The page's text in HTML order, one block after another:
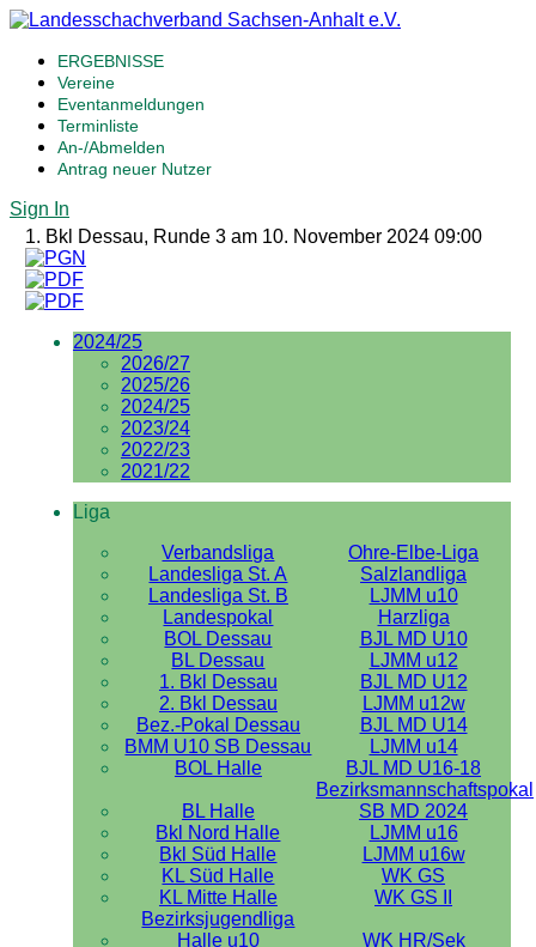
ERGEBNISSE
Vereine
Eventanmeldungen
Terminliste
An-/Abmelden
Antrag neuer Nutzer
Sign In
1. Bkl Dessau, Runde 3 am 10. November 2024 09:00
2024/25
2026/27
2025/26
2024/25
2023/24
2022/23
2021/22
Liga
Verbandsliga
Ohre-Elbe-Liga
Landesliga St. A
Salzlandliga
Landesliga St. B
LJMM u10
Landespokal
Harzliga
BOL Dessau
BJL MD U10
BL Dessau
LJMM u12
1. Bkl Dessau
BJL MD U12
2. Bkl Dessau
LJMM u12w
Bez.-Pokal Dessau
BJL MD U14
BMM U10 SB Dessau
LJMM u14
BOL Halle
BJL MD U16-18
BL Halle
Bezirksmannschaftspokal
SB MD 2024
Bkl Nord Halle
LJMM u16
Bkl Süd Halle
LJMM u16w
KL Süd Halle
WK GS
KL Mitte Halle
WK GS II
Bezirksjugendliga
Halle u10
WK HR/Sek